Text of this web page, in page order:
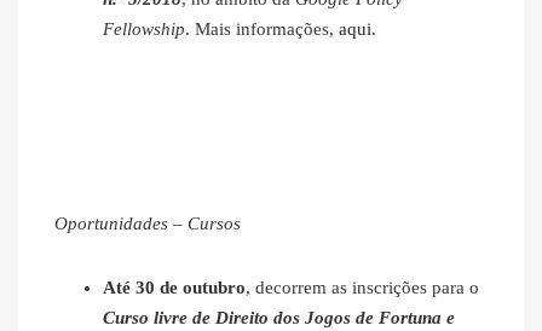
Fellowship. Mais informações, aqui.
Oportunidades – Cursos
Até 30 de outubro, decorrem as inscrições para o
Curso livre de Direito dos Jogos de Fortuna e